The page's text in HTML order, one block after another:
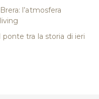
l’atmosfera
tra la storia di ieri